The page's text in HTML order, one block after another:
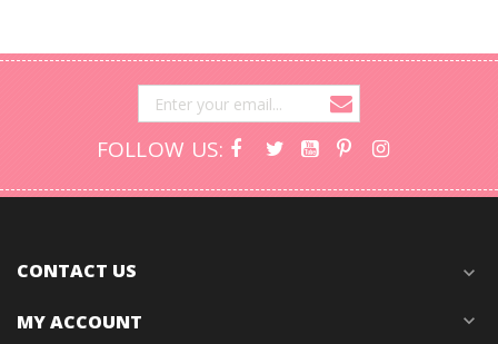
FOLLOW US:
CONTACT US expand_more
MY ACCOUNT expand_more